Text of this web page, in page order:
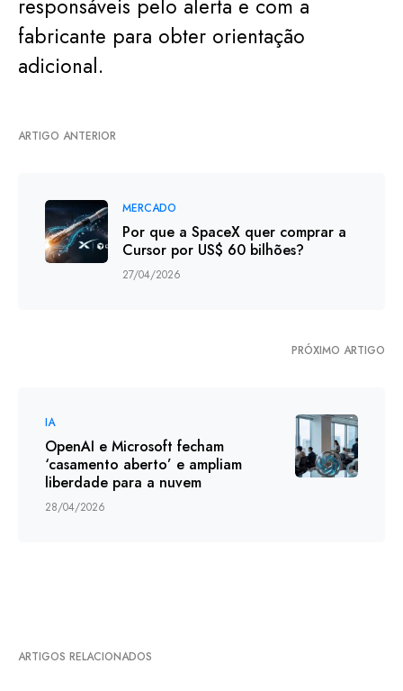
responsáveis pelo alerta e com a
fabricante para obter orientação
adicional.
ARTIGO ANTERIOR
MERCADO
Por que a SpaceX quer comprar a
Cursor por US$ 60 bilhões?
27/04/2026
PRÓXIMO ARTIGO
IA
OpenAI e Microsoft fecham
‘casamento aberto’ e ampliam
liberdade para a nuvem
28/04/2026
ARTIGOS RELACIONADOS